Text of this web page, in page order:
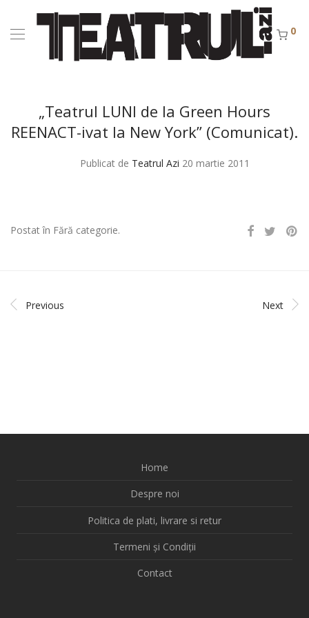
0
„Teatrul LUNI de la Green Hours
REENACT-ivat la New York” (Comunicat).
Publicat de Teatrul Azi 20 martie 2011
Postat în Fără categorie.
Previous Next
Home
Despre noi
Politica de plati, livrare si retur
Termeni și Condiții
Contact